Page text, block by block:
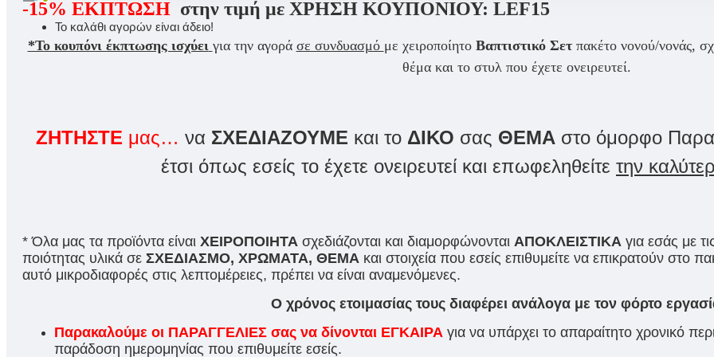
Το καλάθι αγορών είναι άδειο!
-15% ΕΚΠΤΩΣΗ στην τιμή με ΧΡΗΣΗ ΚΟΥΠΟΝΙΟΥ: LEF15
*Το κουπόνι έκπτωσης ισχύει για την αγορά σε συνδυασμό με χειροποίητο Βαπτιστικό Σετ πακέτο νονού/νονάς,
θέμα και το στυλ που έχετε ονειρευτεί.
ΖΗΤΗΣΤΕ μας… να ΣΧΕΔΙΑΖΟΥΜΕ και το ΔΙΚΟ σας ΘΕΜΑ στο όμορφο
έτσι όπως εσείς το έχετε ονειρευτεί και επωφεληθείτε την
* Όλα μας τα προϊόντα είναι ΧΕΙΡΟΠΟΙΗΤΑ σχεδιάζονται και διαμορφώνονται ΑΠΟΚΛΕΙΣΤΙΚΑ για εσάς με
ποιότητας υλικά σε ΣΧΕΔΙΑΣΜΟ, ΧΡΩΜΑΤΑ, ΘΕΜΑ και στοιχεία που εσείς επιθυμείτε να επικρατούν στο
αυτό μικροδιαφορές στις λεπτομέρειες, πρέπει να είναι αναμενόμενες.
Ο χρόνος ετοιμασίας τους διαφέρει ανάλογα με τον φόρτο
Παρακαλούμε οι ΠΑΡΑΓΓΕΛΙΕΣ σας να δίνονται ΕΓΚΑΙΡΑ για να υπάρχει το απαραίτητο χρονικό
παράδοση ημερομηνίας που επιθυμείτε εσείς.